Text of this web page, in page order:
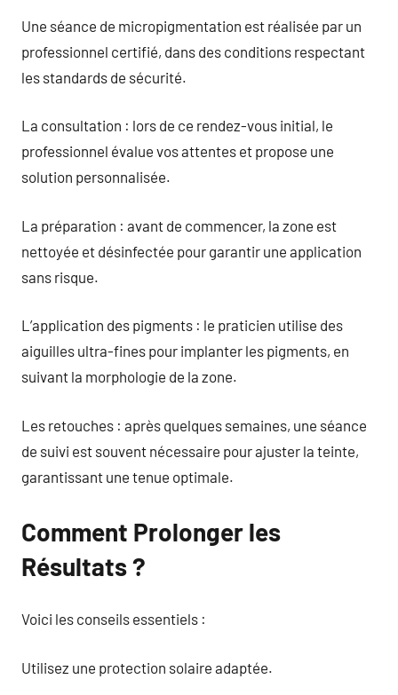
Une séance de micropigmentation est réalisée par un
professionnel certifié, dans des conditions respectant
les standards de sécurité.
La consultation : lors de ce rendez-vous initial, le
professionnel évalue vos attentes et propose une
solution personnalisée.
La préparation : avant de commencer, la zone est
nettoyée et désinfectée pour garantir une application
sans risque.
L’application des pigments : le praticien utilise des
aiguilles ultra-fines pour implanter les pigments, en
suivant la morphologie de la zone.
Les retouches : après quelques semaines, une séance
de suivi est souvent nécessaire pour ajuster la teinte,
garantissant une tenue optimale.
Comment Prolonger les
Résultats ?
Voici les conseils essentiels :
Utilisez une protection solaire adaptée.